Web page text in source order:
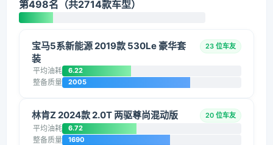
第498名（共2714款车型）
宝马5系新能源 2019款 530Le 豪华套
装
23 位车友
平均油耗 6.22
整备质量 2005
林肯Z 2024款 2.0T 两驱尊尚混动版 20 位车友
平均油耗 6.72
整备质量 1690